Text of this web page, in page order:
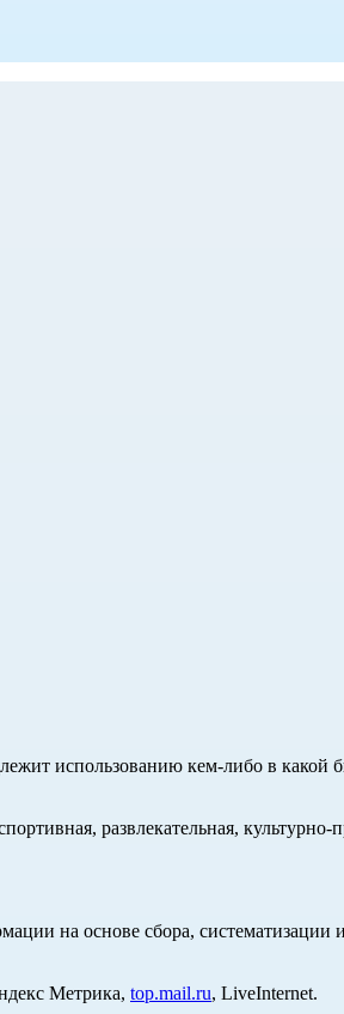
использованию кем-либо в
развлекательная, культурно-
на основе сбора, систематизации
Метрика, top.mail.ru, LiveInternet.